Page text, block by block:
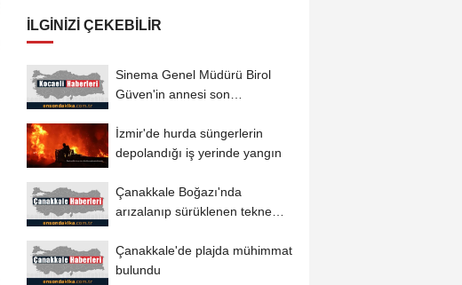
İLGINIZI ÇEKEBILIR
Sinema Genel Müdürü Birol
Güven'in annesi son
İzmir'de hurda süngerlerin
depolandığı iş yerinde yangın
Çanakkale Boğazı'nda
arızalanıp sürüklenen tekne
Çanakkale'de plajda mühimmat
bulundu